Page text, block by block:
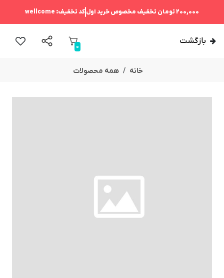
200,000 تومان تخفیف مخصوص خرید اولکد تخفیف: wellcome
بازگشت
0
خانه همه محصولات